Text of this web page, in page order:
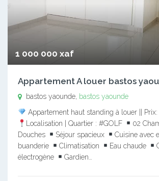
1 000 000 xaf
Appartement A louer bastos
bastos yaounde, bastos yaounde
Appartement haut standing à louer ||
Localisation | Quartier : #GOLF
02
Douches
Séjour spacieux
Cuisine avec
buanderie
Climatisation Eau chaude
électrogène
Gardien…